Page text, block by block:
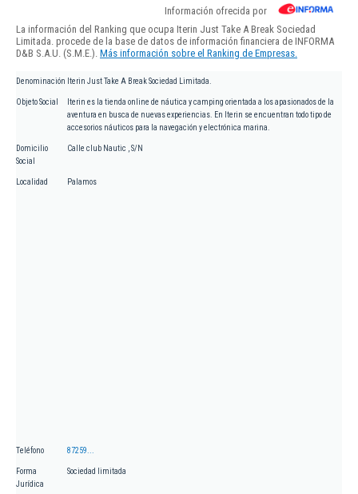
Información ofrecida por
La información del Ranking que ocupa Iterin Just Take A Break Sociedad
Limitada. procede de la base de datos de información financiera de INFORMA
D&B S.A.U. (S.M.E.). Más información sobre el Ranking de Empresas.
Denominación Iterin Just Take A Break Sociedad Limitada.
Objeto Social
Iterin es la tienda online de náutica y camping orientada a los apasionados de la
aventura en busca de nuevas experiencias. En Iterin se encuentran todo tipo de
accesorios náuticos para la navegación y electrónica marina.
Domicilio
Social
Calle club Nautic , S/N
Localidad Palamos
Teléfono 87259...
Forma
Jurídica
Sociedad limitada